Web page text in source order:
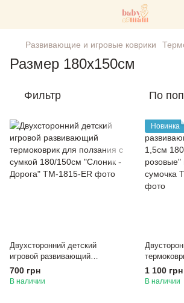
Развивающие и игровые коврики
Размер 180х150см
Фильтр По
Двухсторонний детский
игровой развивающий
термоковрик для ползания с
сумкой 180/150см "Слоник -
700 грн
В наличии
Новинка
"Классики
комплекте
1 100 грн
В наличии